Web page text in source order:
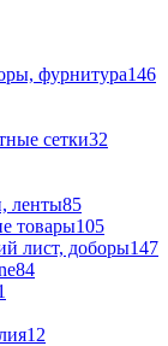
фурнитура146
сетки32
ленты85
товары105
лист, доборы147
84
12